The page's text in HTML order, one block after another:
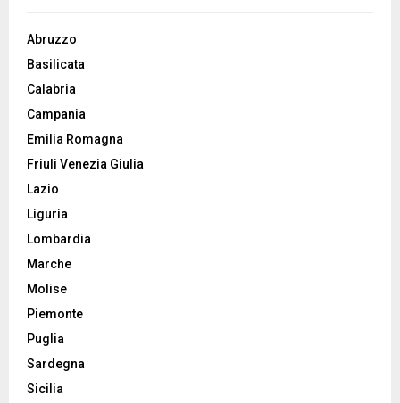
Abruzzo
Basilicata
Calabria
Campania
Emilia Romagna
Friuli Venezia Giulia
Lazio
Liguria
Lombardia
Marche
Molise
Piemonte
Puglia
Sardegna
Sicilia